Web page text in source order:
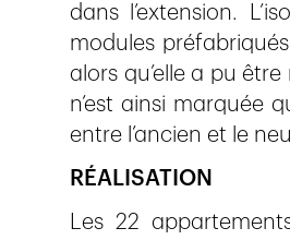
dans l’extension.
modules
alors qu’elle a pu
n’est ainsi marquée
entre l’ancien et le
RÉALISATION
Les 22